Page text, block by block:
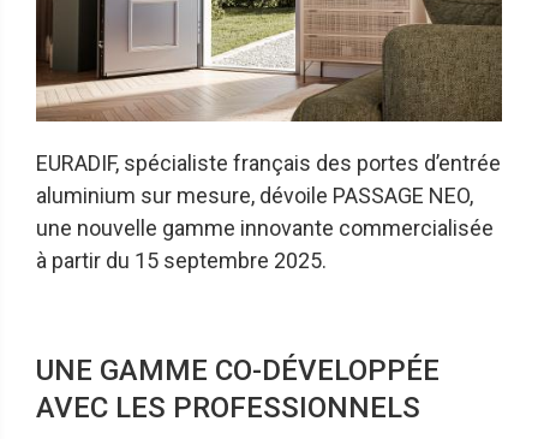
EURADIF, spécialiste français des portes d’entrée
aluminium sur mesure, dévoile PASSAGE NEO,
une nouvelle gamme innovante commercialisée
à partir du 15 septembre 2025.
UNE GAMME CO-DÉVELOPPÉE
AVEC LES PROFESSIONNELS